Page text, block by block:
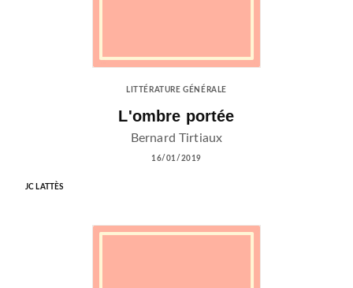
LITTÉRATURE GÉNÉRALE
L'ombre portée
Bernard Tirtiaux
16/01/2019
JC LATTÈS